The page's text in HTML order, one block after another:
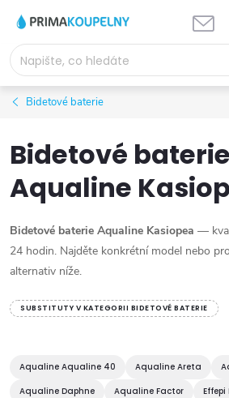
obsah
Bidetové baterie
Bidetové baterie
Aqualine
Bidetové baterie Aqualine Kasiopea —
24 hodin. Najděte konkrétní model nebo
alternativ níže.
SUBSTITUTY V KATEGORII BIDETOVÉ BATERIE
Aqualine Aqualine 40 Aqualine Areta
Aqualine Daphne
Aqualine Factor Effepi